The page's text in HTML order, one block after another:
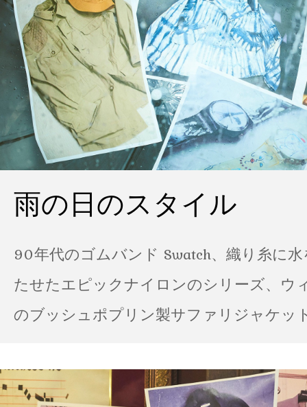
雨の日のスタイル
90年代のゴムバンド Swatch、織り糸に
たせたエピックナイロンのシリーズ、ウ
のブッシュポプリン製サファリジャケッ